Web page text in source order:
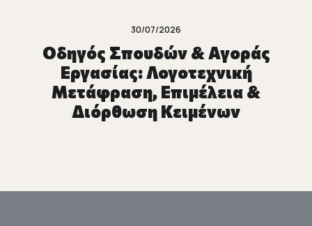
30/07/2026
Οδηγός Σπουδών & Αγοράς
Εργασίας: Λογοτεχνική
Μετάφραση, Επιμέλεια &
Διόρθωση Κειμένων